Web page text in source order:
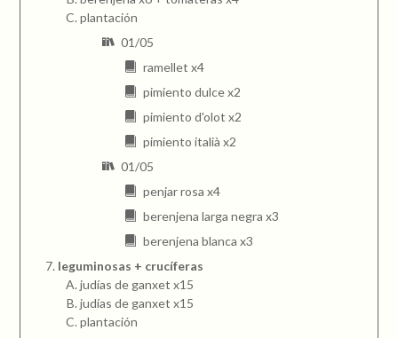
plantación
01/05
ramellet x4
pimiento dulce x2
pimiento d'olot x2
pimiento italià x2
01/05
penjar rosa x4
berenjena larga negra x3
berenjena blanca x3
leguminosas + crucíferas
judías de ganxet x15
judías de ganxet x15
plantación